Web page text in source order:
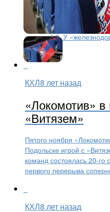
«Локомотив» в гостях
Соперники на двоих
хоккеисты из
счетом 4:3. У
Апальков,...
КХЛ8 лет назад
«Локомотив» в
«Витязем»
Пятого ноября
Подольске игрой с
команд состоялась 20-
первого перерыва
КХЛ8 лет назад